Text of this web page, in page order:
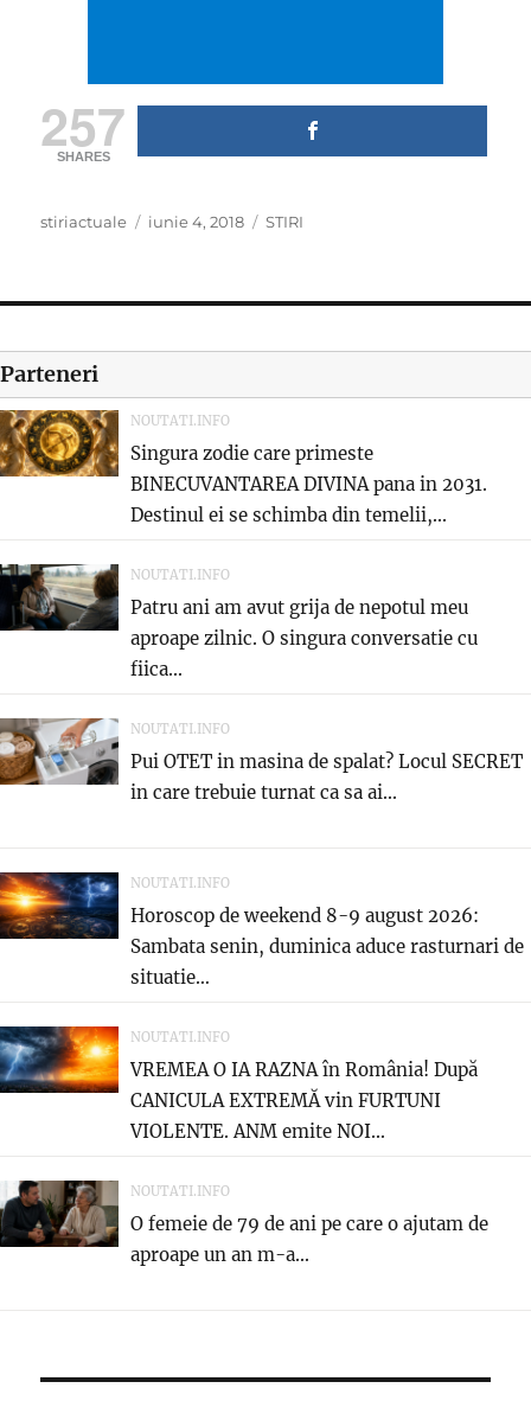
257
SHARES
Author
stiriactuale
Posted
iunie 4, 2018 Categories
STIRI
Parteneri
NOUTATI.INFO
Singura zodie care primeste
BINECUVANTAREA DIVINA pana in 2031.
Destinul ei se schimba din temelii,...
NOUTATI.INFO
Patru ani am avut grija de nepotul meu
aproape zilnic. O singura conversatie cu
fiica...
NOUTATI.INFO
Pui OTET in masina de spalat? Locul SECRET
in care trebuie turnat ca sa ai...
NOUTATI.INFO
Horoscop de weekend 8-9 august 2026:
Sambata senin, duminica aduce rasturnari de
situatie…
NOUTATI.INFO
VREMEA O IA RAZNA în România! După
CANICULA EXTREMĂ vin FURTUNI
VIOLENTE. ANM emite NOI...
NOUTATI.INFO
O femeie de 79 de ani pe care o ajutam de
aproape un an m-a...